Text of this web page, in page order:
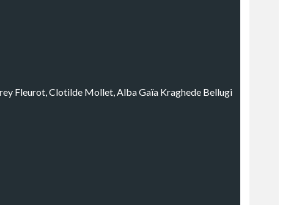
Fleurot, Clotilde Mollet, Alba Gaïa Kraghede Bellugi